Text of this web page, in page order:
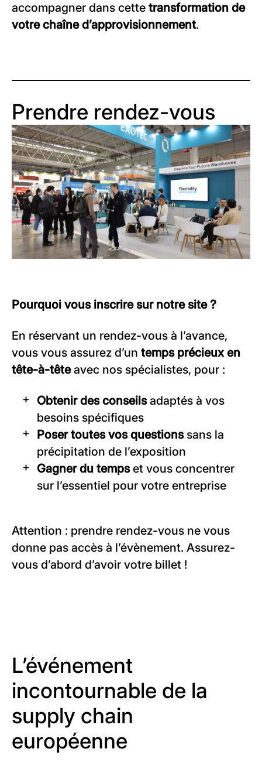
accompagner dans cette transformation de
votre chaîne d’approvisionnement.
Prendre rendez-vous
Pourquoi vous inscrire sur notre site ?
En réservant un rendez-vous à l’avance,
vous vous assurez d’un temps précieux en
tête-à-têteavec nos spécialistes, pour :
Obtenir des conseilsadaptés à vos
besoins spécifiques
Poser toutes vos questionssans la
précipitation de l’exposition
Gagner du tempset vous concentrer
sur l’essentiel pour votre entreprise
Attention : prendre rendez-vous ne vous
donne pas accès à l’évènement. Assurez-
vous d’abord d’avoir votre billet !
L’événement
incontournable de la
supply chain
européenne